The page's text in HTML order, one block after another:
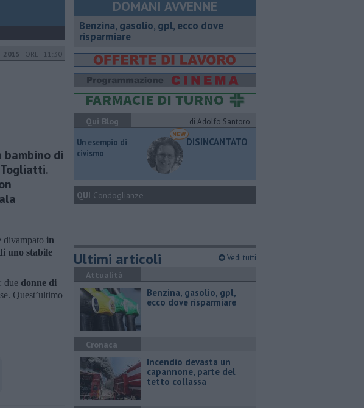
ORE 11:30
di
Togliatti.
divampato in
uno stabile
: due donne di
Quest’ultimo
DOMANI AVVENNE
​Benzina, gasolio, gpl, ecco dove
risparmiare
Qui Blog
di Adolfo Santoro
​Un esempio di
civismo
DISINCANTATO
QUI Condoglianze
Ultimi articoli Vedi tutti
Attualità
​Benzina, gasolio, gpl,
ecco dove risparmiare
Cronaca
Incendio devasta un
capannone, parte del
tetto collassa